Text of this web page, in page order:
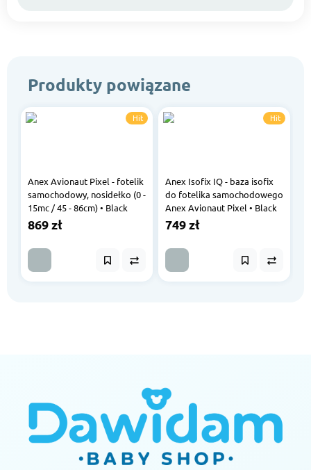
Produkty powiązane
Hit
Anex Avionaut Pixel - fotelik
samochodowy, nosidełko (0 -
15mc / 45 - 86cm) • Black
869 zł
Hit
Anex Isofix IQ - baza isofix
do fotelika samochodowego
Anex Avionaut Pixel • Black
749 zł